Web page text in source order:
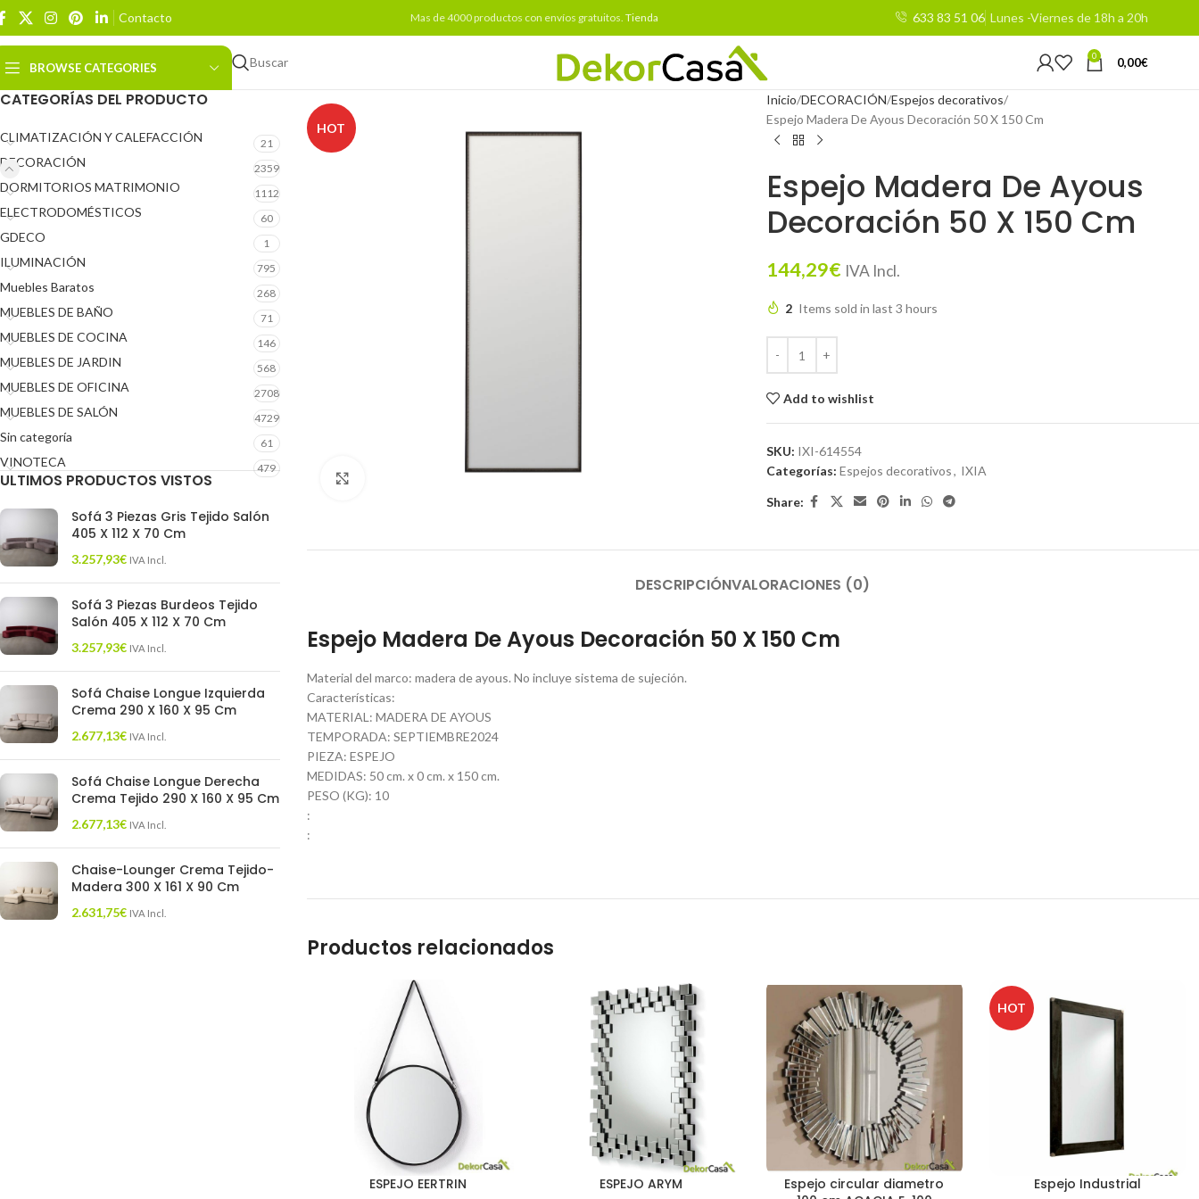
Contacto Mas de 4000 productos con envíos gratuitos. Tienda 633 83 51 06 Lunes -Viernes de 18h a 20h
BROWSE CATEGORIES Buscar 0 0,00€
CATEGORÍAS DEL PRODUCTO
CLIMATIZACIÓN Y CALEFACCIÓN 21
DECORACIÓN 2359
DORMITORIOS MATRIMONIO 1112
ELECTRODOMÉSTICOS 60
GDECO 1
ILUMINACIÓN 795
Muebles Baratos 268
MUEBLES DE BAÑO 71
MUEBLES DE COCINA 146
MUEBLES DE JARDIN 568
MUEBLES DE OFICINA 2708
MUEBLES DE SALÓN 4729
Sin categoría 61
VINOTECA 479
ULTIMOS PRODUCTOS VISTOS
Sofá 3 Piezas Gris Tejido Salón
405 X 112 X 70 Cm
3.257,93€ IVA Incl.
Sofá 3 Piezas Burdeos Tejido
Salón 405 X 112 X 70 Cm
3.257,93€ IVA Incl.
Sofá Chaise Longue Izquierda
Crema 290 X 160 X 95 Cm
2.677,13€ IVA Incl.
Sofá Chaise Longue Derecha
Crema Tejido 290 X 160 X 95 Cm
2.677,13€ IVA Incl.
Chaise-Lounger Crema Tejido-
Madera 300 X 161 X 90 Cm
2.631,75€ IVA Incl.
HOT
Inicio DECORACIÓN Espejos decorativos
Espejo Madera De Ayous Decoración 50 X 150 Cm
Espejo Madera De Ayous
Decoración 50 X 150 Cm
144,29€ IVA Incl.
2 Items sold in last 3 hours
Add to wishlist
SKU: IXI-614554
Categorías: Espejos decorativos, IXIA
Share:
DESCRIPCIÓNVALORACIONES (0)
Espejo Madera De Ayous Decoración 50 X 150 Cm
Material del marco: madera de ayous. No incluye sistema de sujeción.
Características:
MATERIAL: MADERA DE AYOUS
TEMPORADA: SEPTIEMBRE2024
PIEZA: ESPEJO
MEDIDAS: 50 cm. x 0 cm. x 150 cm.
PESO (KG): 10
:
:
Productos relacionados
ESPEJO EERTRIN ESPEJO ARYM
Espejo circular diametro
HOT
Espejo Industrial